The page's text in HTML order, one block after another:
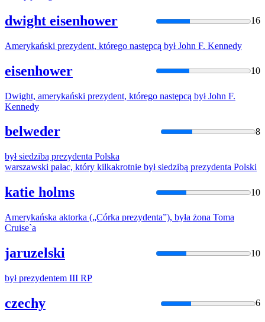
dwight eisenhower 16
Amerykański prezydent, którego następcą byłJohn F. Kennedy
eisenhower 10
Dwight, amerykański prezydent, którego następcą byłJohn F.
Kennedy
belweder 8
byłsiedzibą prezydenta Polska
warszawski pałac, który kilkakrotnie byłsiedzibą prezydenta Polski
katie holms 10
Amerykańska aktorka („Córka prezydenta”), była żona Toma
Cruise`a
jaruzelski 10
był prezydentem III RP
czechy 6